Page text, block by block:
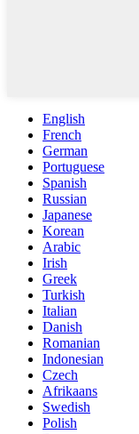
English
French
German
Portuguese
Spanish
Russian
Japanese
Korean
Arabic
Irish
Greek
Turkish
Italian
Danish
Romanian
Indonesian
Czech
Afrikaans
Swedish
Polish